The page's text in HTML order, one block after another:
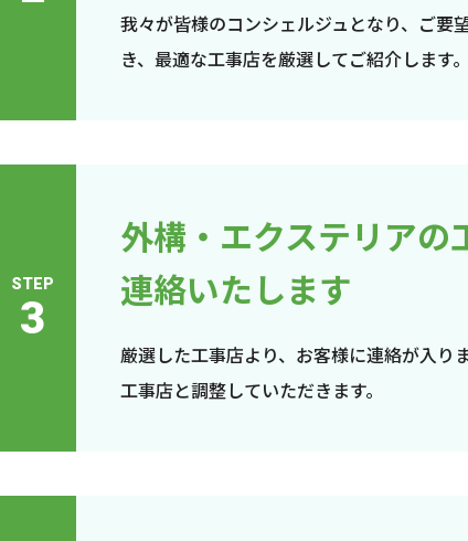
我々が皆様のコンシェルジュとなり、ご要
き、最適な工事店を厳選してご紹介します。
STEP
3
外構・エクステリアの
連絡いたします
厳選した工事店より、お客様に連絡が入り
工事店と調整していただきます。